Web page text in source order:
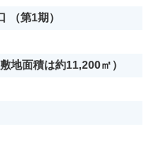
（第1期）
地面積は約11,200㎡）